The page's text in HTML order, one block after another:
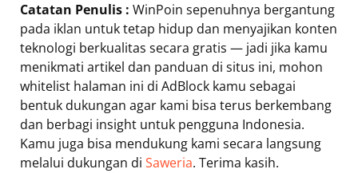
Catatan Penulis : WinPoin sepenuhnya bergantung
pada iklan untuk tetap hidup dan menyajikan konten
teknologi berkualitas secara gratis — jadi jika kamu
menikmati artikel dan panduan di situs ini, mohon
whitelist halaman ini di AdBlock kamu sebagai
bentuk dukungan agar kami bisa terus berkembang
dan berbagi insight untuk pengguna Indonesia.
Kamu juga bisa mendukung kami secara langsung
melalui dukungan di Saweria. Terima kasih.